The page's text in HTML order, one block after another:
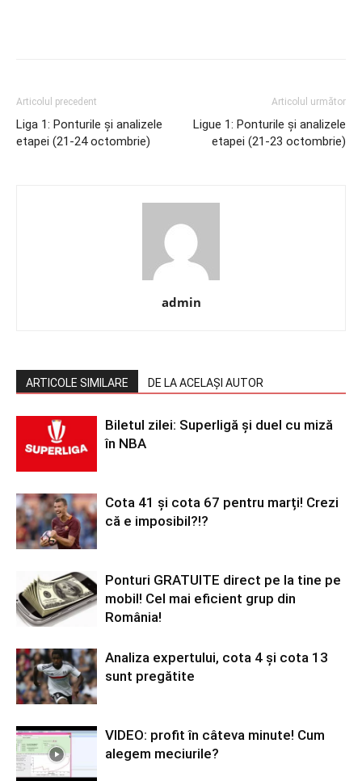
Articolul precedent
Liga 1: Ponturile și analizele
etapei (21-24 octombrie)
Articolul următor
Ligue 1: Ponturile și analizele
etapei (21-23 octombrie)
admin
ARTICOLE SIMILARE DE LA ACELAȘI AUTOR
Biletul zilei: Superligă și duel cu miză
în NBA
Cota 41 și cota 67 pentru marți! Crezi
că e imposibil?!?
Ponturi GRATUITE direct pe la tine pe
mobil! Cel mai eficient grup din
România!
Analiza expertului, cota 4 și cota 13
sunt pregătite
VIDEO: profit în câteva minute! Cum
alegem meciurile?